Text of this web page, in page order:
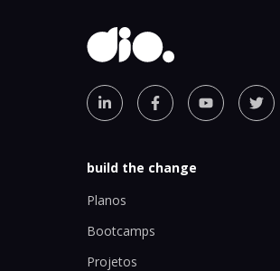
build the change
Planos
Bootcamps
Projetos